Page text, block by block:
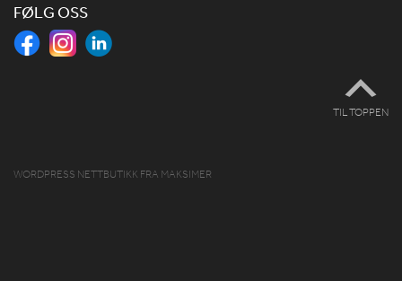
FØLG OSS
TIL TOPPEN
WORDPRESS NETTBUTIKK FRA MAKSIMER